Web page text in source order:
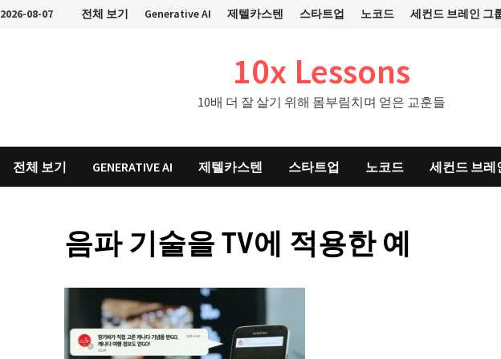
2026-08-07 전체 보기 Generative AI 제텔카스텐 스타트업 노코드 세컨드 브레인 그
10x Lessons
10배 더 잘 살기 위해 몸부림치며 얻은 교훈들
전체 보기 GENERATIVE AI 제텔카스텐 스타트업 노코드 세컨드 브레
음파 기술을 TV에 적용한 예